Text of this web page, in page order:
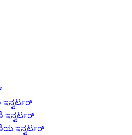
ಇನ್ವರ್ಟರ್
ಇನ್ವರ್ಟರ್
ಇನ್ವರ್ಟರ್